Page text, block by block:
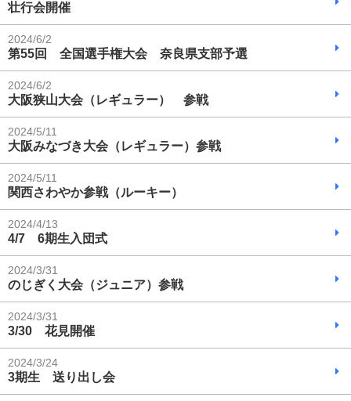
壮行会開催
2024/6/2
第55回 全国選手権大会 奈良県支部予選
2024/6/2
大阪狭山大会（レギュラー） 参戦
2024/5/11
大阪みなづき大会（レギュラー）参戦
2024/5/11
関西さわやか参戦（ルーキー）
2024/4/13
4/7 6期生入団式
2024/3/31
のじぎく大会（ジュニア）参戦
2024/3/31
3/30 花見開催
2024/3/24
3期生 送り出し会